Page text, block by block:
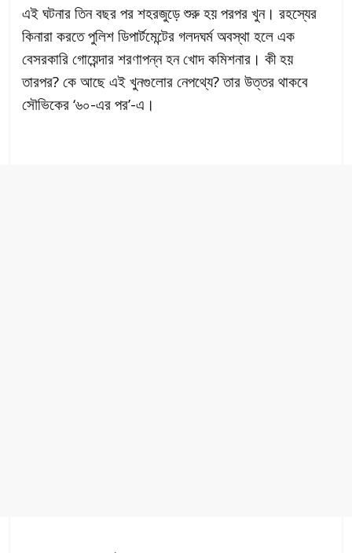
এই ঘটনার তিন বছর পর শহরজুড়ে শুরু হয় পরপর খুন। রহস্যের
কিনারা করতে পুলিশ ডিপার্টমেন্টের গলদঘর্ম অবস্থা হলে এক
বেসরকারি গোয়েন্দার শরণাপন্ন হন খোদ কমিশনার। কী হয়
তারপর? কে আছে এই খুনগুলোর নেপথ্যে? তার উত্তর থাকবে
সৌভিকের ‘৬০-এর পর’-এ।